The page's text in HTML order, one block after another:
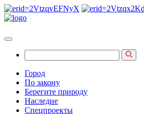
Город
По закону
Берегите природу
Наследие
Спецпроекты